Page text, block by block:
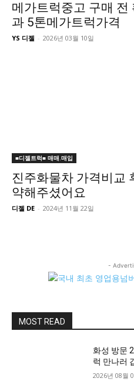
메가트럭중고 구매 전
과 5톤메가트럭가격
YS 디젤 - 2026년 03월 10일
■디젤트럭■ 매매.매입
진주화물차 가격비교
약해주셨어요
디젤 DE - 2024년 11월 22일
-
MOST READ
화성 방문
럭 만나러
2026년 08월